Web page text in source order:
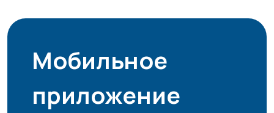
Мобильное
приложение